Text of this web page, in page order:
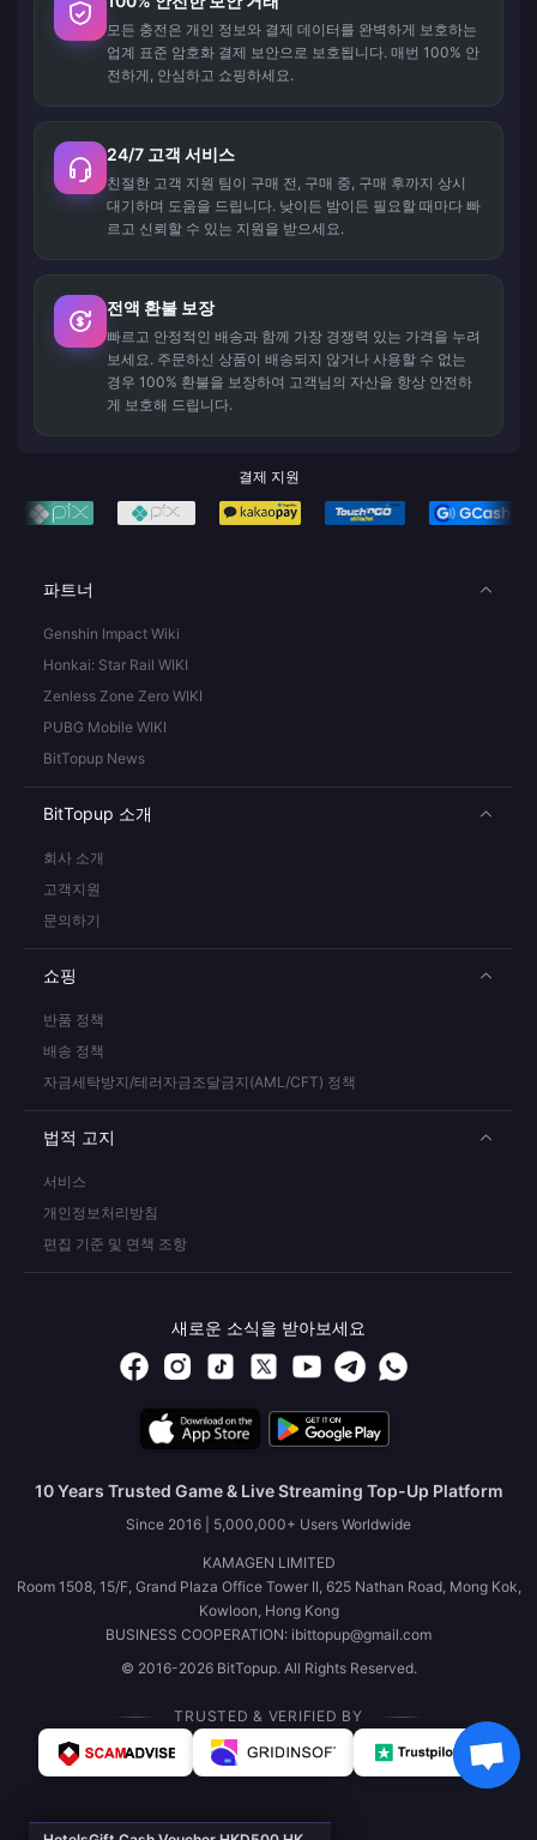
모든 충전은 개인 정보와 결제 데이터를 완벽하게 보호하는
업계 표준 암호화 결제 보안으로 보호됩니다. 매번 100% 안
전하게, 안심하고 쇼핑하세요.
24/7 고객 서비스
친절한 고객 지원 팀이 구매 전, 구매 중, 구매 후까지 상시
대기하며 도움을 드립니다. 낮이든 밤이든 필요할 때마다 빠
르고 신뢰할 수 있는 지원을 받으세요.
전액 환불 보장
빠르고 안정적인 배송과 함께 가장 경쟁력 있는 가격을 누려
보세요. 주문하신 상품이 배송되지 않거나 사용할 수 없는
경우 100% 환불을 보장하여 고객님의 자산을 항상 안전하
게 보호해 드립니다.
결제 지원
파트너
Genshin Impact Wiki
Honkai: Star Rail WIKI
Zenless Zone Zero WIKI
PUBG Mobile WIKI
BitTopup News
BitTopup 소개
회사 소개
고객지원
문의하기
쇼핑
반품 정책
배송 정책
자금세탁방지/테러자금조달금지(AML/CFT) 정책
법적 고지
서비스
개인정보처리방침
편집 기준 및 면책 조항
새로운 소식을 받아보세요
10 Years Trusted Game & Live Streaming Top-Up Platform
Since 2016 | 5,000,000+ Users Worldwide
KAMAGEN LIMITED
Room 1508, 15/F, Grand Plaza Office Tower II, 625 Nathan Road, Mong Kok,
Kowloon, Hong Kong
BUSINESS COOPERATION: ibittopup@gmail.com
© 2016-2026 BitTopup. All Rights Reserved.
TRUSTED & VERIFIED BY